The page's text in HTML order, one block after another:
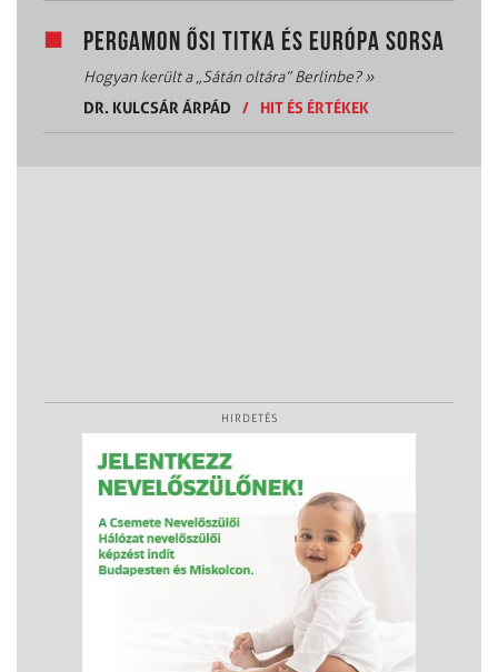
PERGAMON ŐSI TITKA ÉS EURÓPA SORSA
Hogyan került a „Sátán oltára” Berlinbe?»
DR. KULCSÁR ÁRPÁD
/ HIT ÉS ÉRTÉKEK
HIRDETÉS